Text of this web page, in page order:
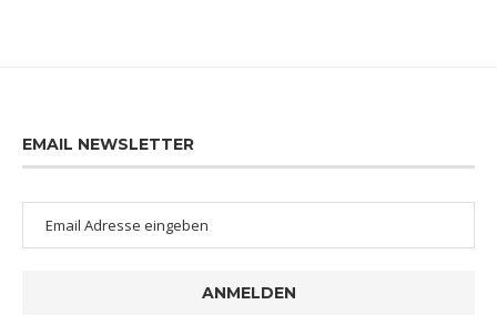
EMAIL NEWSLETTER
ANMELDEN